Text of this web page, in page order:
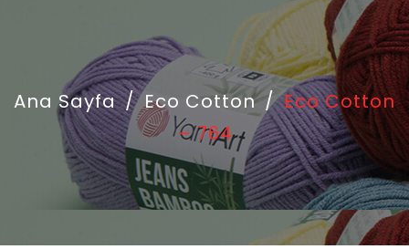
Ana Sayfa / Eco Cotton / Eco Cotton
– 764